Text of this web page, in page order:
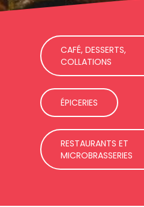
CAFÉ, DESSERTS,
COLLATIONS
ÉPICERIES
RESTAURANTS ET
MICROBRASSERIES